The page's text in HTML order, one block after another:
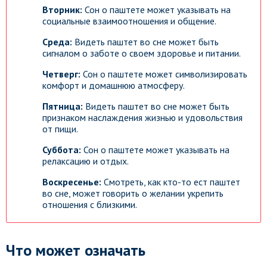
Вторник: Сон о паштете может указывать на
социальные взаимоотношения и общение.
Среда: Видеть паштет во сне может быть
сигналом о заботе о своем здоровье и питании.
Четверг: Сон о паштете может символизировать
комфорт и домашнюю атмосферу.
Пятница: Видеть паштет во сне может быть
признаком наслаждения жизнью и удовольствия
от пищи.
Суббота: Сон о паштете может указывать на
релаксацию и отдых.
Воскресенье: Смотреть, как кто-то ест паштет
во сне, может говорить о желании укрепить
отношения с близкими.
Что может означать